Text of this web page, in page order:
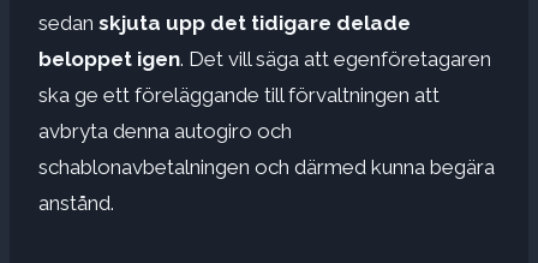
sedan skjuta upp det tidigare delade
beloppet igen. Det vill säga att egenföretagaren
ska ge ett föreläggande till förvaltningen att
avbryta denna autogiro och
schablonavbetalningen och därmed kunna begära
anstånd.